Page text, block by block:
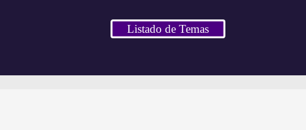
Listado de Temas